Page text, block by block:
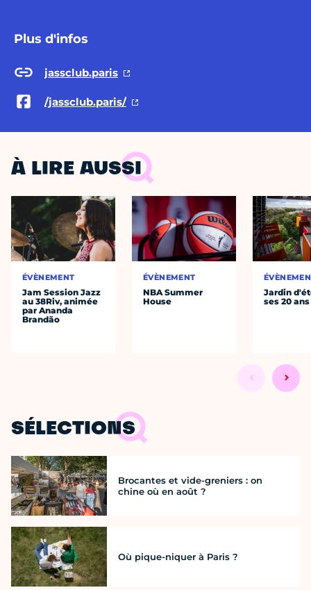
Plus d'infos
jassclub.paris
/jassclub.paris/
À LIRE AUSSI
ÉVÈNEMENT
Jam Session Jazz
au 38Riv, animée
par Ananda
Brandão
ÉVÈNEMENT
NBA Summer
House
Jardin
ses 20 ans
SÉLECTIONS
Brocantes et vide-greniers : on
chine où en août ?
Où pique-niquer à Paris ?